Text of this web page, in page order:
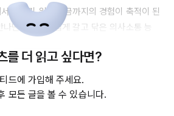
일하기 위해 지금까지의 경험이 축적이 된
면서 자연스럽게 갈고 닦은 의사소통 능
분까지, 어쩌면 모두 마케터가 되기 위헤
.
를 더 읽고 싶다면?
드에 가입해 주세요.
모든 글을 볼 수 있습니다.